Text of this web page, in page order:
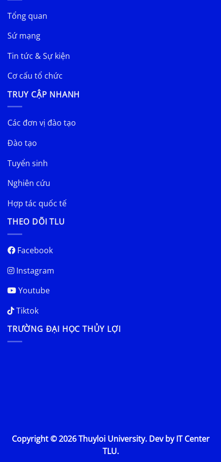
Tổng quan
Sứ mạng
Tin tức & Sự kiện
Cơ cấu tổ chức
TRUY CẬP NHANH
Các đơn vị đào tạo
Đào tạo
Tuyển sinh
Nghiên cứu
Hợp tác quốc tế
THEO DÕI TLU
Facebook
Instagram
Youtube
Tiktok
TRƯỜNG ĐẠI HỌC THỦY LỢI
Copyright © 2026 Thuyloi University. Dev by IT Center
TLU.